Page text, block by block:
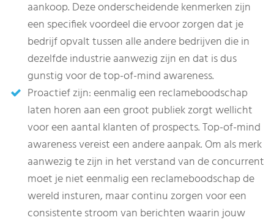
aankoop. Deze onderscheidende kenmerken zijn
een specifiek voordeel die ervoor zorgen dat je
bedrijf opvalt tussen alle andere bedrijven die in
dezelfde industrie aanwezig zijn en dat is dus
gunstig voor de top-of-mind awareness.
Proactief zijn: eenmalig een reclameboodschap
laten horen aan een groot publiek zorgt wellicht
voor een aantal klanten of prospects. Top-of-mind
awareness vereist een andere aanpak. Om als merk
aanwezig te zijn in het verstand van de concurrent
moet je niet eenmalig een reclameboodschap de
wereld insturen, maar continu zorgen voor een
consistente stroom van berichten waarin jouw